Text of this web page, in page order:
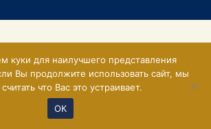
куки для наилучшего представления
Вы продолжите использовать сайт, мы
что Вас это устраивает.
ОК